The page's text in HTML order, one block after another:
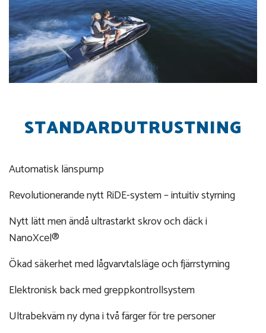
STANDARDUTRUSTNING
Automatisk länspump
Revolutionerande nytt RiDE-system – intuitiv styrning
Nytt lätt men ändå ultrastarkt skrov och däck i
NanoXcel®
Ökad säkerhet med lågvarvtalsläge och fjärrstyrning
Elektronisk back med greppkontrollsystem
Ultrabekväm ny dyna i två färger för tre personer